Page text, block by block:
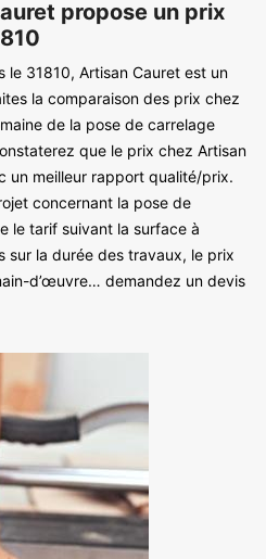
propose un prix
le 31810, Artisan Cauret est un
la comparaison des prix chez
de la pose de carrelage
que le prix chez Artisan
un meilleur rapport qualité/prix.
concernant la pose de
le tarif suivant la surface à
sur la durée des travaux, le prix
d’œuvre… demandez un devis